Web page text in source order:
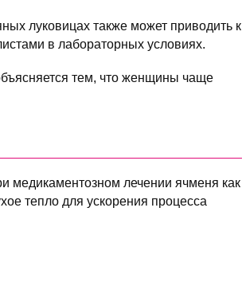
луковицах также может приводить к
в лабораторных условиях.
тем, что женщины чаще
медикаментозном лечении ячменя как
тепло для ускорения процесса